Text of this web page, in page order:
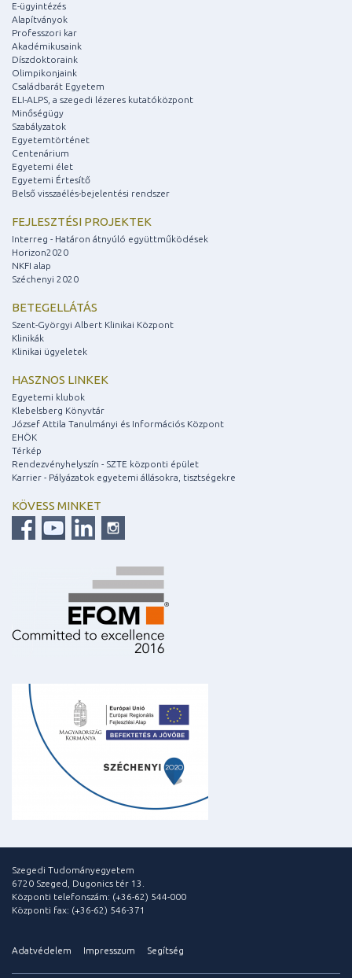
E-ügyintézés
Alapítványok
Professzori kar
Akadémikusaink
Díszdoktoraink
Olimpikonjaink
Családbarát Egyetem
ELI-ALPS, a szegedi lézeres kutatóközpont
Minőségügy
Szabályzatok
Egyetemtörténet
Centenárium
Egyetemi élet
Egyetemi Értesítő
Belső visszaélés-bejelentési rendszer
FEJLESZTÉSI PROJEKTEK
Interreg - Határon átnyúló együttműködések
Horizon2020
NKFI alap
Széchenyi 2020
BETEGELLÁTÁS
Szent-Györgyi Albert Klinikai Központ
Klinikák
Klinikai ügyeletek
HASZNOS LINKEK
Egyetemi klubok
Klebelsberg Könyvtár
József Attila Tanulmányi és Információs Központ
EHÖK
Térkép
Rendezvényhelyszín - SZTE központi épület
Karrier - Pályázatok egyetemi állásokra, tisztségekre
KÖVESS MINKET
Szegedi Tudományegyetem
6720 Szeged, Dugonics tér 13.
Központi telefonszám: (+36-62) 544-000
Központi fax: (+36-62) 546-371
Adatvédelem Impresszum Segítség